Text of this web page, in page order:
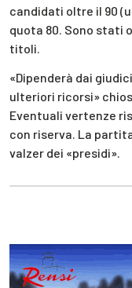
candidati oltre il 90
quota 80. Sono stati
titoli.
«Dipenderà dai
ulteriori ricorsi»
Eventuali vertenze
con riserva. La
valzer dei «presidi».